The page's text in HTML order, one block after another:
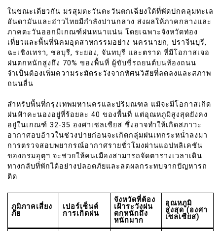
ในขณะเดียวกัน มรสุมตะวันตะวันตกเฉียงใต้ที่พัดปกคลุมทะเล
อันดามันและอ่าวไทยมีกำลังปานกลาง ส่งผลให้ภาคกลางและ
ภาคตะวันออกมีเกณฑ์ฝนหนาแน่น โดยเฉพาะจังหวัดท่อง
เที่ยวและพื้นที่นิคมอุตสาหกรรมอย่าง นครนายก, ปราจีนบุรี,
ฉะเชิงเทรา, ชลบุรี, ระยอง, จันทบุรี และตราด ที่มีโอกาสเจอ
ฝนตกหนักสูงถึง 70% ของพื้นที่ ผู้ขับขี่รถยนต์บนท้องถนน
จำเป็นต้องเพิ่มความระมัดระวังจากทัศนวิสัยที่ลดลงและสภาพ
ถนนลื่น
สำหรับพื้นที่กรุงเทพมหานครและปริมณฑล แม้จะมีโอกาสเกิด
ฝนฟ้าคะนองอยู่ที่ร้อยละ 40 ของพื้นที่ แต่อุณหภูมิสูงสุดยังคง
อยู่ในเกณฑ์ 32-35 องศาเซลเซียส ซึ่งอาจทำให้เกิดสภาวะ
อากาศอบอ้าวในช่วงบ่ายก่อนจะเกิดกลุ่มฝนเทกระหน่ำลงมา
การตรวจสอบพยากรณ์อากาศรายชั่วโมงผ่านแอปพลิเคชัน
ของกรมอุตุฯ จะช่วยให้คนเมืองสามารถจัดตารางเวลาเดิน
ทางกลับที่พักได้อย่างปลอดภัยและลดผลกระทบจากปัญหารถ
ติด
ภูมิภาคเสี่ยง
ภัย
เปอร์เซ็นต์
การเกิดฝน
จังหวัดที่ต้อง
เฝ้าระวังฝน
ตกหนักถึง
หนักมาก
อุณหภูมิ
สูงสุด (องศา
เซลเซียส)